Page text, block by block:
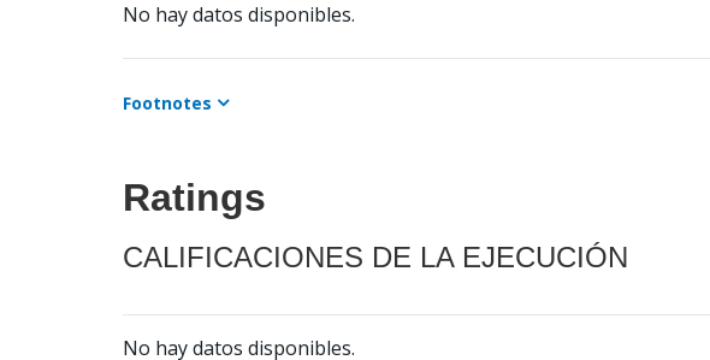
No hay datos disponibles.
Footnotes
Ratings
CALIFICACIONES DE LA EJECUCIÓN
No hay datos disponibles.